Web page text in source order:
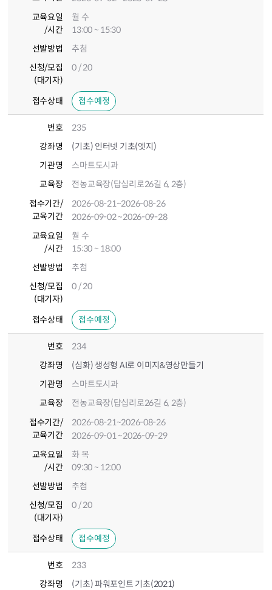
교육요일
/시간
월 수
13:00 ~ 15:30
선발방법
추첨
신청/모집
(대기자)
0 / 20
접수상태 접수예정
번호
235
강좌명
(기초) 인터넷 기초(엣지)
기관명
스마트도시과
교육장
전농교육장(답십리로26길 6, 2층)
접수기간/
교육기간
2026-08-21~2026-08-26
2026-09-02~2026-09-28
교육요일
/시간
월 수
15:30 ~ 18:00
선발방법
추첨
신청/모집
(대기자)
0 / 20
접수상태 접수예정
번호
234
강좌명
(심화) 생성형 AI로 이미지&영상만들기
기관명
스마트도시과
교육장
전농교육장(답십리로26길 6, 2층)
접수기간/
교육기간
2026-08-21~2026-08-26
2026-09-01~2026-09-29
교육요일
/시간
화 목
09:30 ~ 12:00
선발방법
추첨
신청/모집
(대기자)
0 / 20
접수상태 접수예정
번호
233
강좌명
(기초) 파워포인트 기초(2021)